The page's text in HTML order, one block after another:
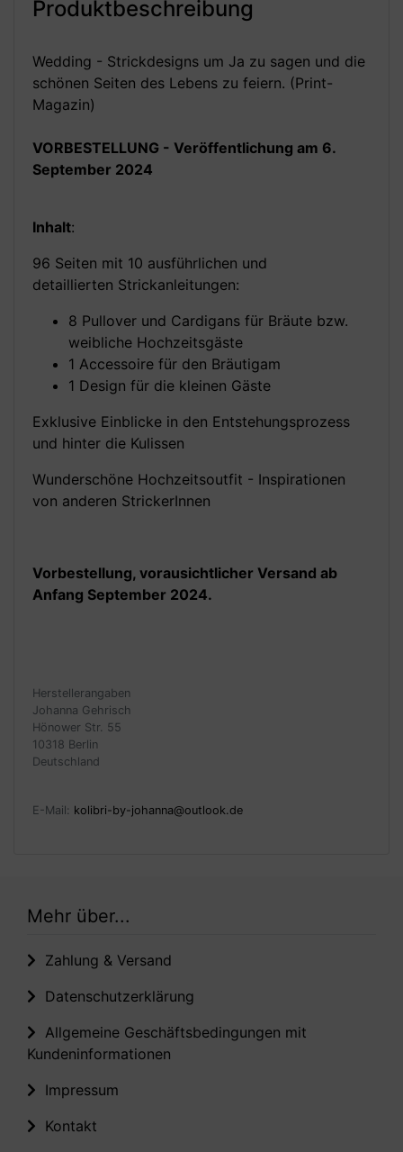
Produktbeschreibung
Wedding - Strickdesigns um Ja zu sagen und die
schönen Seiten des Lebens zu feiern. (Print-
Magazin)
VORBESTELLUNG - Veröffentlichung am 6.
September 2024
Inhalt:
96 Seiten mit 10 ausführlichen und
detaillierten Strickanleitungen:
8 Pullover und Cardigans für Bräute bzw.
weibliche Hochzeitsgäste
1 Accessoire für den Bräutigam
1 Design für die kleinen Gäste
Exklusive Einblicke in den Entstehungsprozess
und hinter die Kulissen
Wunderschöne Hochzeitsoutfit - Inspirationen
von anderen StrickerInnen
Vorbestellung, vorausichtlicher Versand ab
Anfang September 2024.
Herstellerangaben
Johanna Gehrisch
Hönower Str. 55
10318 Berlin
Deutschland
E-Mail: kolibri-by-johanna@outlook.de
Mehr über...
Zahlung & Versand
Datenschutzerklärung
Allgemeine Geschäftsbedingungen mit
Kundeninformationen
Impressum
Kontakt